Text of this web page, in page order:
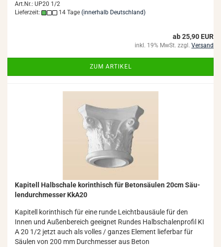
Art.Nr.: UP20 1/2
Lieferzeit:
14 Tage (innerhalb Deutschland)
ab 25,90 EUR
inkl. 19% MwSt. zzgl. Versand
ZUM ARTIKEL
Ka­pi­tell Halb­scha­le ko­rin­thisch für Be­ton­säu­len 20cm Säu­
len­durch­mes­ser KkA20
Ka­pi­tell ko­rin­thisch für eine runde Leicht­bau­säu­le für den
Innen und Au­ßen­be­reich ge­eig­net Run­des Halb­scha­len­pro­fil KI
A 20 1/2 jetzt auch als vol­les / gan­zes Ele­ment lie­fer­bar für
Säu­len von 200 mm Durch­mes­ser aus Beton